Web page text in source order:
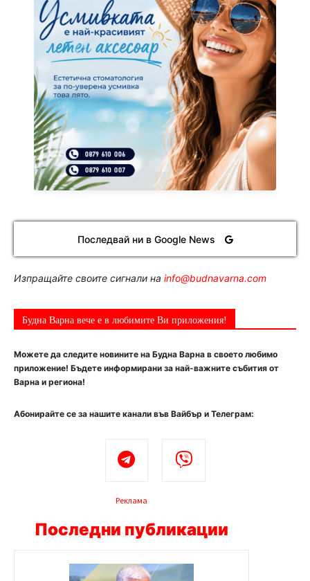
Последвай ни в Google News
Изпращайте своите сигнали на info@budnavarna.com
Будна Варна вече е в любимите Ви приложения!
Можете да следите новините на Будна Варна в своето любимо
приложение! Бъдете информирани за най-важните събития от
Варна и региона!
Абонирайте се за нашите канали във Вайбър и Телеграм:
Реклама
Последни публикации